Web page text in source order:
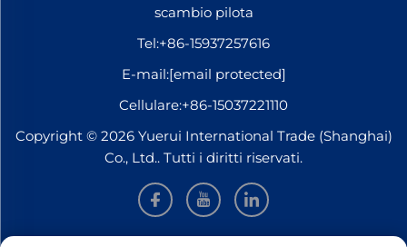
scambio pilota
Tel:+86-15937257616
E-mail:[email protected]
Cellulare:+86-15037221110
Copyright © 2026 Yuerui International Trade (Shanghai)
Co., Ltd.. Tutti i diritti riservati.